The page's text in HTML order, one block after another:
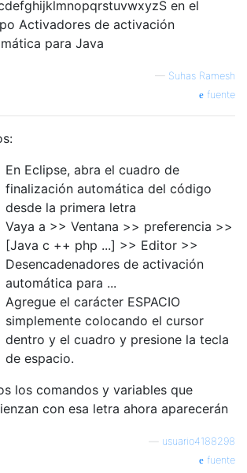
en el
Activadores de activación
para Java
— Suhas Ramesh
fuente
En Eclipse, abra el cuadro de
finalización automática del código
desde la primera letra
Vaya a >> Ventana >> preferencia >>
[Java c ++ php ...] >> Editor >>
Desencadenadores de activación
automática para ...
Agregue el carácter ESPACIO
simplemente colocando el cursor
dentro y el cuadro y presione la tecla
de espacio.
los comandos y variables que
con esa letra ahora aparecerán
usuario4188298
fuente